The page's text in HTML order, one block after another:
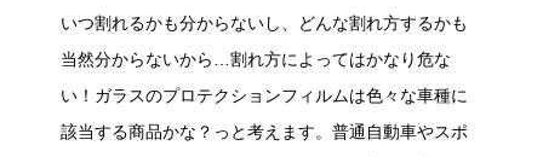
いつ割れるかも分からないし、どんな割れ方するかも
当然分からないから…割れ方によってはかなり危な
い！ガラスのプロテクションフィルムは色々な車種に
該当する商品かな？っと考えます。普通自動車やスポ